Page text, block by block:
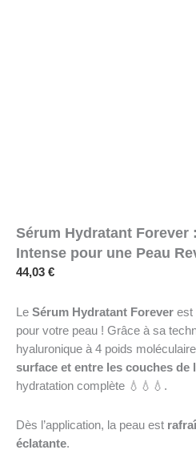
Sérum Hydratant Forever
Intense pour une Peau
44,03 €
Le Sérum Hydratant Forever est
pour votre peau ! Grâce à sa
hyaluronique à 4 poids
surface et entre les couches de
hydratation complète 💧💧💧.
Dès l’application, la peau est
éclatante.